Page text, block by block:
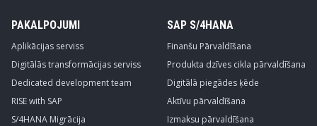
PAKALPOJUMI
Aplikācijas serviss
Digitālās transformācijas serviss
Dedicated development team
RISE with SAP
S/4HANA Migrācija
SAP S/4HANA
Finanšu Pārvaldīšana
Produkta dzīves cikla pārvaldīšana
Digitālā piegādes ķēde
Aktīvu pārvaldīšana
Izmaksu pārvaldīšana